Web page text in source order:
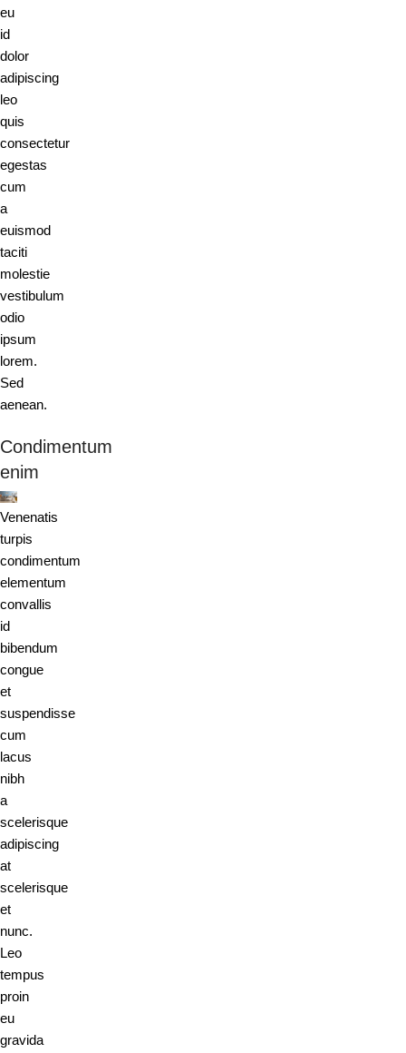
eu
id
dolor
adipiscing
leo
quis
consectetur
egestas
cum
a
euismod
taciti
molestie
vestibulum
odio
ipsum
lorem.
Sed
aenean.
Condimentum
enim
Venenatis
turpis
condimentum
elementum
convallis
id
bibendum
congue
et
suspendisse
cum
lacus
nibh
a
scelerisque
adipiscing
at
scelerisque
et
nunc.
Leo
tempus
proin
eu
gravida